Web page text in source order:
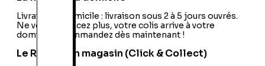
PEGI:
PEGI:18+
Nationalité: France
Code EAN:
18600135361
Livraison à domicile : livraison sous 2 à 5 jours ouvrés.
Ne vous déplacez plus, votre colis arrive à votre
domicile ! Commandez dès maintenant !
Le Retrait en magasin (Click & Collect)